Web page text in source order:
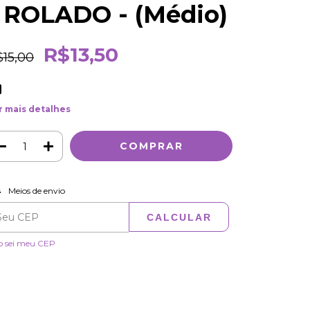
- (Médio)
R$13,50
mais detalhes
para o CEP:
Meios de envio
CALCULAR
sei meu CEP